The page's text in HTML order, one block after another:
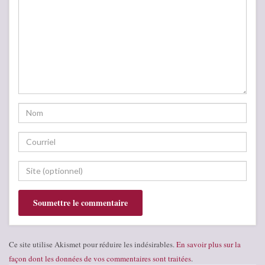
Ce site utilise Akismet pour réduire les indésirables. En savoir plus sur la
façon dont les données de vos commentaires sont traitées.